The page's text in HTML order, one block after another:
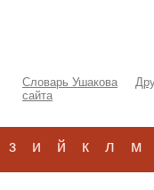
Словарь Ушакова
сайта
з и й к л м